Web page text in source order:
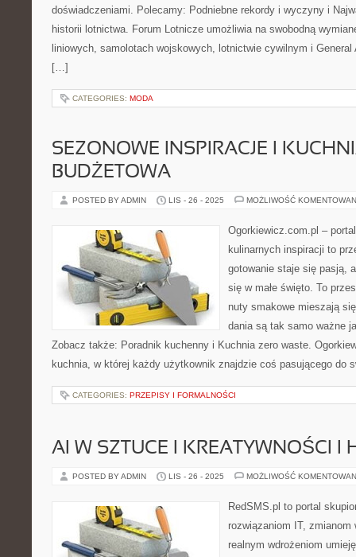
doświadczeniami. Polecamy: Podniebne rekordy i wyczyny i
historii lotnictwa. Forum Lotnicze umożliwia na swobodną
liniowych, samolotach wojskowych, lotnictwie cywilnym i
[…]
CATEGORIES: MODA
SEZONOWE INSPIRACJE I
BUDŻETOWA
POSTED BY ADMIN LIS - 26 - 2025 MOŻLIWOŚĆ
Ogorkiewicz.com.pl –
kulinarnych inspiracji to
gotowanie staje się pasją,
się w małe święto. To
nuty smakowe mieszają
dania są tak samo ważne
Zobacz także: Poradnik kuchenny i Kuchnia zero waste.
kuchnia, w której każdy użytkownik znajdzie coś pasującego do
CATEGORIES: PRZEPISY I FORMALNOŚCI
AI W SZTUCE I KREATYWNOŚCI I
POSTED BY ADMIN LIS - 26 - 2025 MOŻLIWOŚĆ
RedSMS.pl to portal
rozwiązaniom IT,
realnym wdrożeniom